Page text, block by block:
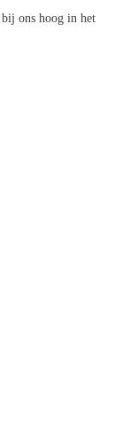
bij ons hoog in het